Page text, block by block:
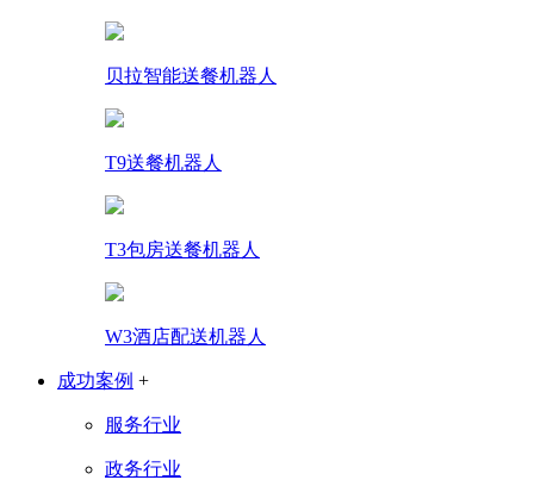
贝拉智能送餐机器人
T9送餐机器人
T3包房送餐机器人
W3酒店配送机器人
成功案例 +
服务行业
政务行业